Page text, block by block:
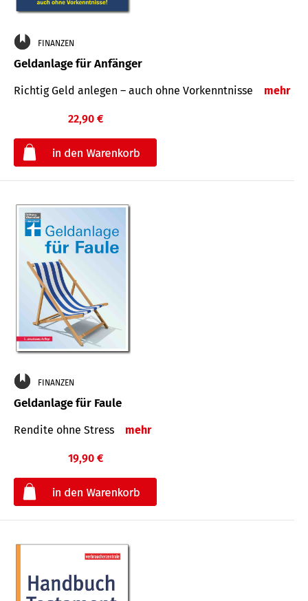
FINANZEN
Geldanlage für Anfänger
Richtig Geld anlegen – auch ohne Vorkenntnisse mehr
22,90 €
FINANZEN
Geldanlage für Faule
Rendite ohne Stress mehr
19,90 €